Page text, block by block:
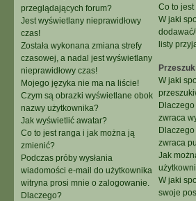
przeglądających forum?
Jest wyświetlany nieprawidłowy
czas!
Została wykonana zmiana strefy
czasowej, a nadal jest wyświetlany
nieprawidłowy czas!
Mojego języka nie ma na liście!
Czym są obrazki wyświetlane obok
nazwy użytkownika?
Jak wyświetlić awatar?
Co to jest ranga i jak można ją
zmienić?
Podczas próby wysłania
wiadomości e-mail do użytkownika
witryna prosi mnie o zalogowanie.
Dlaczego?
Co to jest
W jaki
listy
W jaki
zwraca
zwraca
Jak
W jaki
swoje